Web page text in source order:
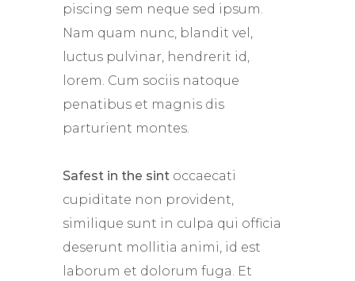
piscing sem neque sed ipsum.
Nam quam nunc, blandit vel,
luctus pulvinar, hendrerit id,
lorem. Cum sociis natoque
penatibus et magnis dis
parturient montes.
Safest in the sint occaecati
cupiditate non provident,
similique sunt in culpa qui officia
deserunt mollitia animi, id est
laborum et dolorum fuga. Et